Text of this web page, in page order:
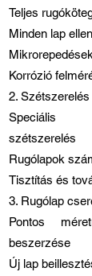
Teljes
Minden lap
Korrózió
2. Szétszerelés
Speciális
szétszerelés
Rugólapok
Tisztítás és
3. Rugólap
Pontos
beszerzése
Új lap